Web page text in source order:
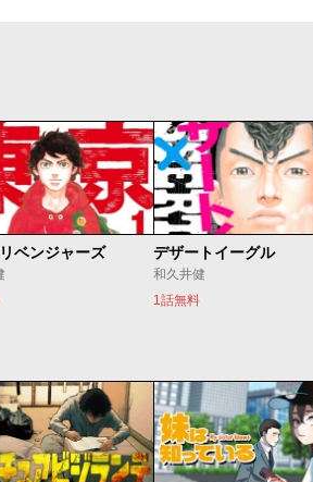
ベンジャーズ デザートイーグル
和久井健
1話無料